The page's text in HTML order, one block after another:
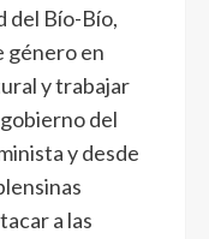
del Bío-Bío,
género en
y trabajar
del
y desde
a las